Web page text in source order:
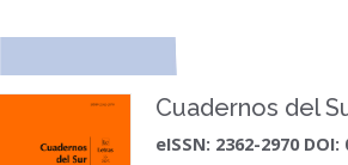
Cuadernos del
eISSN: 2362-2970